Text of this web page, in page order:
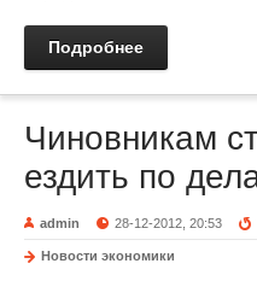
Подробнее
Чиновникам
ездить по
admin 28-12-2012, 20:53
Новости экономики